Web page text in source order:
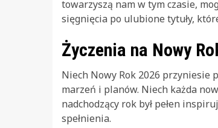
towarzyszą nam w tym czasie,
sięgnięcia po ulubione tytuły,
Życzenia na Nowy
Niech Nowy Rok 2026 przyniesie
marzeń i planów. Niech każda
nadchodzący rok był pełen
spełnienia.